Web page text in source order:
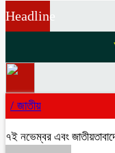
Headline
/ জাতীয়
৭ই নভেম্বর এবং